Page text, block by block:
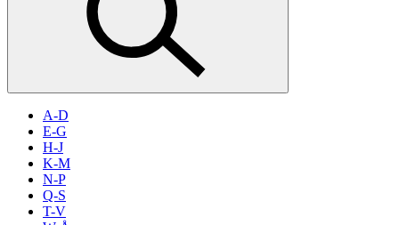
Aktiviteter
Inspirasjon
Søk
A-D
E-G
H-J
K-M
N-P
Q-S
T-V